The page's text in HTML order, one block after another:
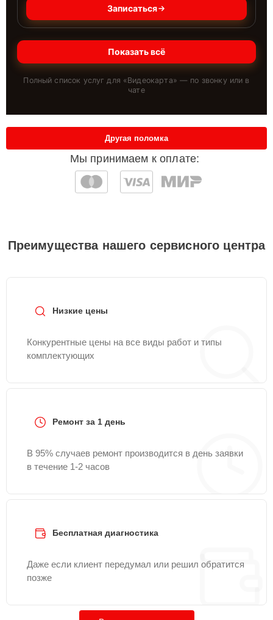
Записаться
Показать всё
Полный список услуг для «Видеокарта» — по звонку или в
чате
Мы принимаем к оплате:
Другая поломка
Преимущества нашего сервисного центра
Низкие цены
Конкурентные цены на все виды работ и типы
комплектующих
Ремонт за 1 день
В 95% случаев ремонт производится в день заявки
в течение 1-2 часов
Бесплатная диагностика
Даже если клиент передумал или решил обратится
позже